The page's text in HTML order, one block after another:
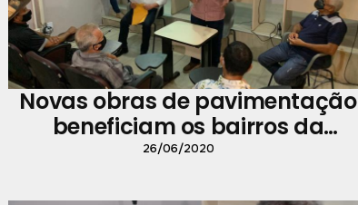
Novas obras de pavimentação
beneficiam os bairros da
Cabanagem e Terra Firme
26/06/2020